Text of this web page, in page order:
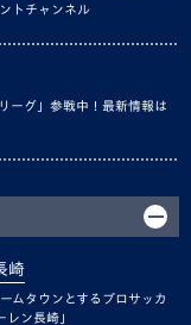
トチャンネル
ーグ」参戦中！最新情報は
崎
ムタウンとするプロサッカ
レン長崎」